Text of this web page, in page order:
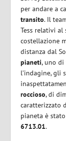
per andare a
transito. Il
Tess relativi
costellazione
distanza dal
pianeti, uno di
l’indagine, gli
roccioso, di
caratterizzato
pianeta è
6713.01.